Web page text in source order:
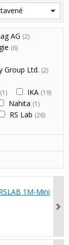
AG (2)
(6)
Group Ltd. (2)
(1) IKA (19)
Nahita (1)
RS Lab (26)
1M-Mini